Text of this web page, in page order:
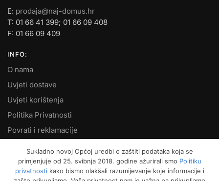
E: prodaja@naj-domus.hr
T: 01 66 41 399; 01 66 09 408
F: 01 66 09 409
INFO:
O nama
Uvjeti dostave
Uvjeti korištenja
Politika Privatnosti
Povrati i reklamacije
MOJ RAČUN:
Sukladno novoj Općoj uredbi o zaštiti podataka koja se
primjenjuje od 25. svibnja 2018. godine ažurirali smo Politiku
privatnostikako bismo olakšali razumijevanje koje informacije i